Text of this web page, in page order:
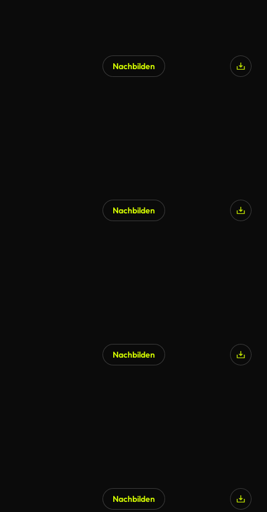
Nachbilden
Nachbilden
Nachbilden
Nachbilden